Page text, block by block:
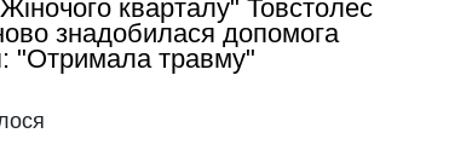
кварталу" Товстолес
знадобилася допомога
"Отримала травму"